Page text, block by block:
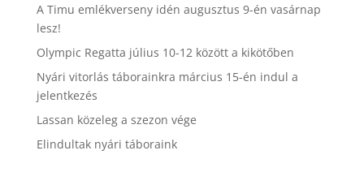
A Timu emlékverseny idén augusztus 9-én vasárnap
lesz!
Olympic Regatta július 10-12 között a kikötőben
Nyári vitorlás táborainkra március 15-én indul a
jelentkezés
Lassan közeleg a szezon vége
Elindultak nyári táboraink